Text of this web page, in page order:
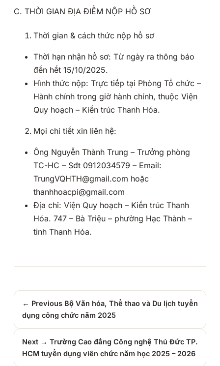
C. THỜI GIAN ĐỊA ĐIỂM NỘP HỒ SƠ
Thời gian & cách thức nộp hồ sơ
Thời hạn nhận hồ sơ: Từ ngày ra thông báo
đến hết 15/10/2025.
Hình thức nộp: Trực tiếp tại Phòng Tổ chức –
Hành chính trong giờ hành chính, thuộc Viện
Quy hoạch – Kiến trúc Thanh Hóa.
Mọi chi tiết xin liên hệ:
Ông Nguyễn Thành Trung – Trưởng phòng
TC-HC – Sđt 0912034579 – Email:
TrungVQHTH@gmail.com hoặc
thanhhoacpi@gmail.com
Địa chỉ: Viện Quy hoạch – Kiến trúc Thanh
Hóa. 747 – Bà Triệu – phường Hạc Thành –
tỉnh Thanh Hóa.
← Previous Bộ Văn hóa, Thể thao và Du lịch tuyển
dụng công chức năm 2025
Next → Trường Cao đẳng Công nghệ Thủ Đức TP.
HCM tuyển dụng viên chức năm học 2025 – 2026